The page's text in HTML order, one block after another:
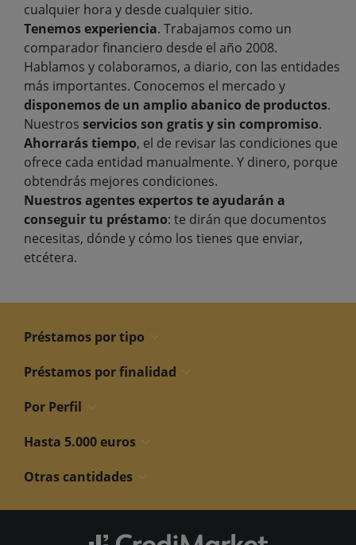
cualquier hora y desde cualquier sitio.
Tenemos experiencia. Trabajamos como un
comparador financiero desde el año 2008.
Hablamos y colaboramos, a diario, con las entidades
más importantes. Conocemos el mercado y
disponemos de un amplio abanico de productos.
Nuestros servicios son gratis y sin compromiso.
Ahorrarás tiempo, el de revisar las condiciones que
ofrece cada entidad manualmente. Y dinero, porque
obtendrás mejores condiciones.
Nuestros agentes expertos te ayudarán a
conseguir tu préstamo: te dirán que documentos
necesitas, dónde y cómo los tienes que enviar,
etcétera.
Préstamos por tipo
Préstamos por finalidad
Por Perfil
Hasta 5.000 euros
Otras cantidades